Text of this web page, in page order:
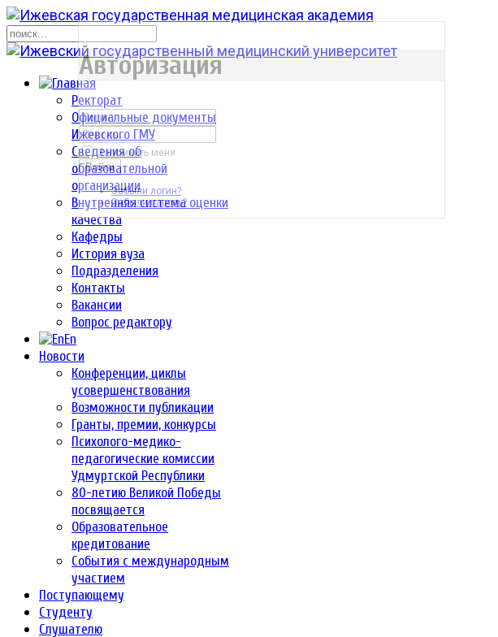
Ректорат
Официальные документы
Ижевского ГМУ
Сведения об
образовательной
организации
Внутренняя система оценки
качества
Кафедры
История вуза
Подразделения
Контакты
Вакансии
Вопрос редактору
En
Новости
Конференции, циклы
усовершенствования
Возможности публикации
Гранты, премии, конкурсы
Психолого-медико-
педагогические комиссии
Удмуртской Республики
80-летию Великой Победы
посвящается
Образовательное
кредитование
События с международным
участием
Поступающему
Студенту
Слушателю
р
Авторизация
Запомнить меня
Войти
Забыли логин?
Забыли пароль?